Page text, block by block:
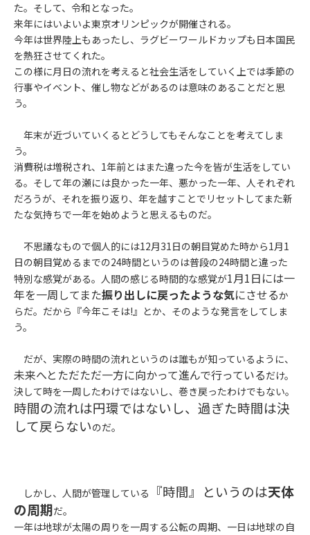
た。そして、令和となった。
来年にはいよいよ東京オリンピックが開催される。
今年は世界陸上もあったし、ラグビーワールドカップも日本国民
を熱狂させてくれた。
この様に月日の流れを考えると社会生活をしていく上では季節の
行事やイベント、催し物などがあるのは意味のあることだと思
う。
年末が近づいていくるとどうしてもそんなことを考えてしま
う。
消費税は増税され、1年前とはまた違った今を皆が生活をしてい
る。そして年の瀬には良かった一年、悪かった一年、人それぞれ
だろうが、それを振り返り、年を越すことでリセットしてまた新
たな気持ちで一年を始めようと思えるものだ。
不思議なもので個人的には12月31日の朝目覚めた時から1月1
日の朝目覚めるまでの24時間というのは普段の24時間と違った
特別な感覚がある。人間の感じる時間的な感覚が1月1日には一
年を一周してまた振り出しに戻ったような気にさせるか
らだ。だから『今年こそは!』とか、そのような発言をしてしま
う。
だが、実際の時間の流れというのは誰もが知っているように、
未来へとただただ一方に向かって進んで行っているだけ。
決して時を一周したわけではないし、巻き戻ったわけでもない。
時間の流れは円環ではないし、過ぎた時間は決
して戻らないのだ。
しかし、人間が管理している 『時間』というのは天体
の周期だ。
一年は地球が太陽の周りを一周する公転の周期、一日は地球の自